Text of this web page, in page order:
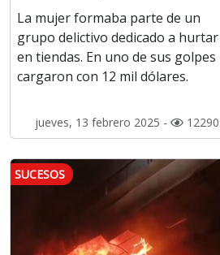
La mujer formaba parte de un
grupo delictivo dedicado a hurtar
en tiendas. En uno de sus golpes
cargaron con 12 mil dólares.
jueves, 13 febrero 2025 - 12290
SUCESOS